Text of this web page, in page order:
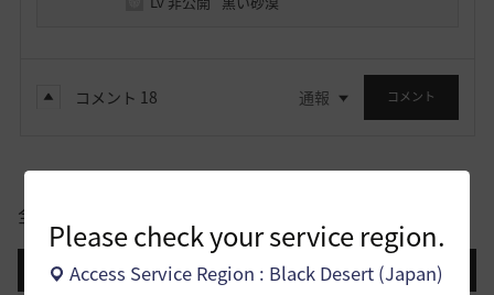
Please check your service region.
Access Service Region : Black Desert (Japan)
コメント 18 通報 コメント
全体
登録日順 検索順 コメント順 推奨順 話題順